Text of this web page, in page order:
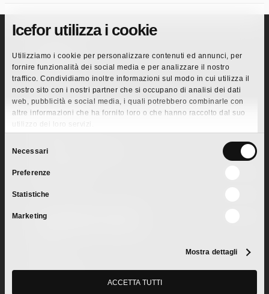
Icefor utilizza i cookie
Utilizziamo i cookie per personalizzare contenuti ed annunci, per
fornire funzionalità dei social media e per analizzare il nostro
traffico. Condividiamo inoltre informazioni sul modo in cui utilizza il
nostro sito con i nostri partner che si occupano di analisi dei dati
web, pubblicità e social media, i quali potrebbero combinarle con
altre informazioni che ha fornito loro o che hanno raccolto dal suo
utilizzo dei loro servizi.
Selezione
consenso
Necessari
Preferenze
Statistiche
Marketing
Mostra dettagli
ACCETTA TUTTI
Pagine
Azienda
Innovazione
Codice Etico
Professional Cleaning
Ingredienti Prodotti
Eco Bennet